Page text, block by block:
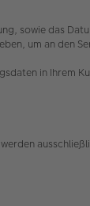
sowie das
um an den
in Ihrem